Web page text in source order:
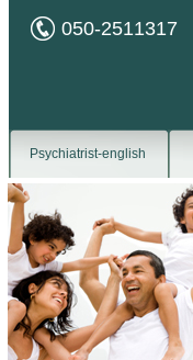
050-2511317
Psychiatrist-english